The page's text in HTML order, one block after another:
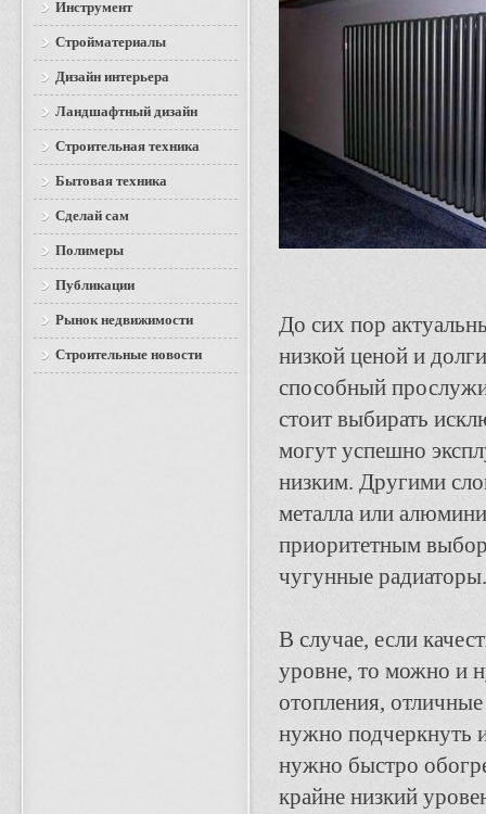
До сих пор
низкой ценой и
способный
стоит выбирать
могут успешно
низким. Другими
металла или
приоритетным
чугунные радиаторы.
В случае, если
уровне, то можно и
отопления,
нужно подчеркнуть
нужно быстро
крайне низкий
Инструмент
Стройматериалы
Дизайн интерьера
Ландшафтный дизайн
Строительная техника
Бытовая техника
Сделай сам
Полимеры
Публикации
Рынок недвижимости
Строительные новости